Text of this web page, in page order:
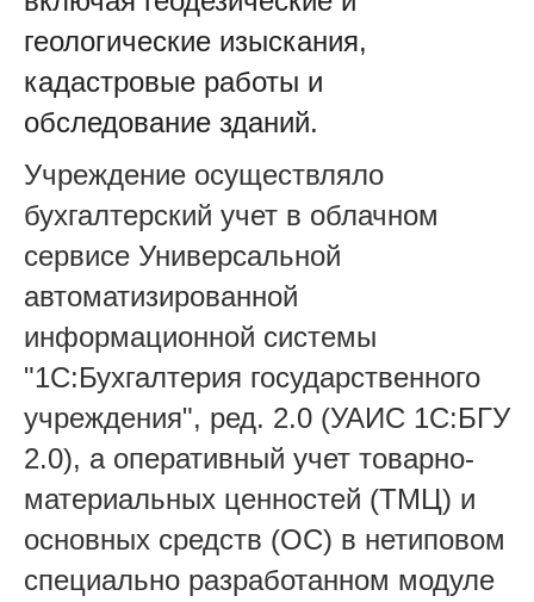
геологические изыскания,
кадастровые работы и
обследование зданий.
Учреждение осуществляло
бухгалтерский учет в облачном
сервисе Универсальной
автоматизированной
информационной системы
"1С:Бухгалтерия государственного
учреждения", ред. 2.0 (УАИС 1С:БГУ
2.0), а оперативный учет товарно-
материальных ценностей (ТМЦ) и
основных средств (ОС) в нетиповом
специально разработанном модуле